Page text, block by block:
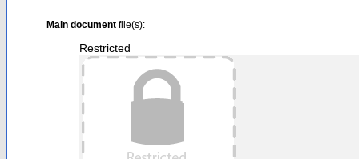
Main documentfile(s):
Restricted